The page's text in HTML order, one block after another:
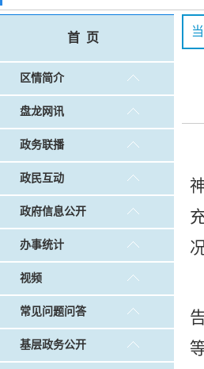
常见问题问
调查征集 做好“六稳”工作 落实“六
戴惠明调研辖区汽车企
盘龙区委2026年度巡察
首 页
区情简介
盘龙网讯
政务联播
政民互动
政府信息公开
办事统计
视频
常见问题问答
基层政务公开